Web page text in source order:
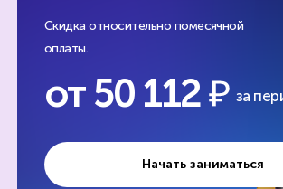
Скидка относительно помесячной
оплаты.
от 50 112 за
Начать заниматься